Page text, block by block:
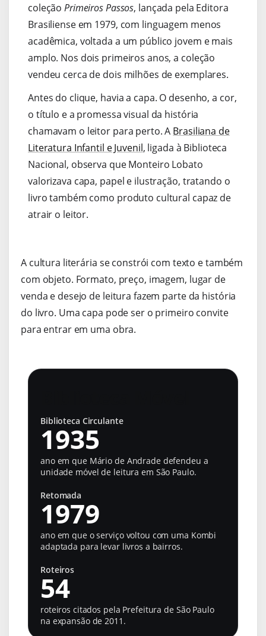
coleçãoPrimeiros Passos, lançada pela Editora
Brasiliense em 1979, com linguagem menos
acadêmica, voltada a um público jovem e mais
amplo. Nos dois primeiros anos, a coleção
vendeu cerca de dois milhões de exemplares.
Antes do clique, havia a capa. O desenho, a cor,
o título e a promessa visual da história
chamavam o leitor para perto. A Brasiliana de
Literatura Infantil e Juvenil, ligada à Biblioteca
Nacional, observa que Monteiro Lobato
valorizava capa, papel e ilustração, tratando o
livro também como produto cultural capaz de
atrair o leitor.
A cultura literária se constrói com texto e também
com objeto. Formato, preço, imagem, lugar de
venda e desejo de leitura fazem parte da história
do livro. Uma capa pode ser o primeiro convite
para entrar em uma obra.
Biblioteca Circulante
1935
ano em que Mário de Andrade defendeu a
unidade móvel de leitura em São Paulo.
Retomada
1979
ano em que o serviço voltou com uma Kombi
adaptada para levar livros a bairros.
Roteiros
54
roteiros citados pela Prefeitura de São Paulo
na expansão de 2011.